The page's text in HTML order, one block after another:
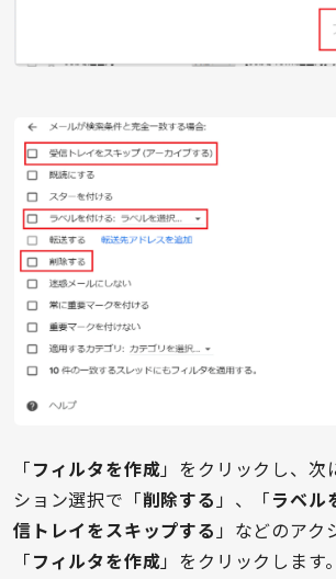
「フィルタを作成」をクリックし、次
ション選択で「削除する」、「ラベル
信トレイをスキップする」などのアク
「フィルタを作成」をクリックします。